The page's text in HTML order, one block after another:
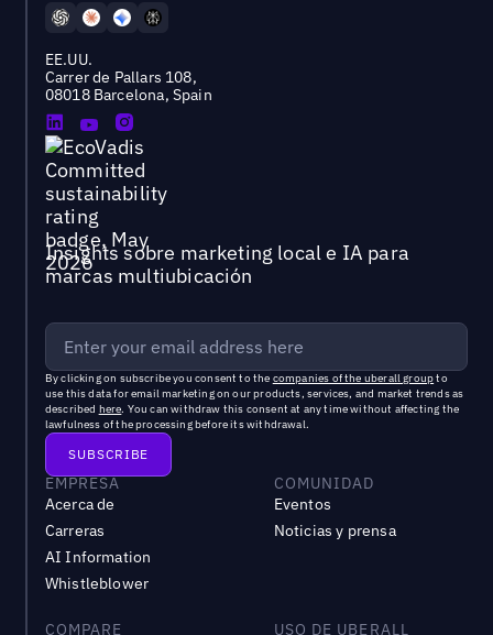
EE.UU.
Carrer de Pallars 108,
08018 Barcelona, Spain
Insights sobre marketing local e IA para
marcas multiubicación
By clicking on subscribe you consent to the companies of the uberall groupto
use this data for email marketing on our products, services, and market trends as
described here. You can withdraw this consent at any time without affecting the
lawfulness of the processing before its withdrawal.
EMPRESA
Acerca de
Carreras
AI Information
Whistleblower
COMUNIDAD
Eventos
Noticias y prensa
COMPARE USO DE UBERALL